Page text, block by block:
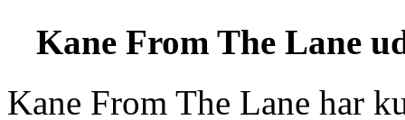
Kane From The Lane
Kane From The Lane har